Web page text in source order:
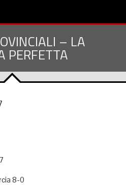
– LA
PERFETTA
8-0